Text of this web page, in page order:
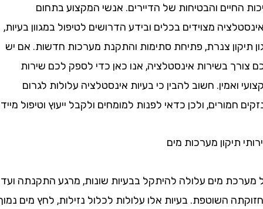
והבטיחות של הדיירים. אנשי המקצוע בתחום
מצוידים בכלים ובידע הדרושים לטיפול במגוון בעיות,
צנרת, פתיחת סתימות והתקנת מערכות חדשות. אם יש
בשירות אינסטלציה, אנו כאן כדי לספק לכם שירות
ואמין. חשוב להבין כי בעיות אינסטלציה עלולות לגרום
ולכן כדאי לפנות למומחים ולקבל ייעוץ וטיפול מיידי.
תיקון מערכות מים
מים עלולה להיתקל בבעיות שונות, מרגע התקנתה ועד
השוטפת. בעיות אלו עלולות לכלול נזילות, לחץ מים נמוך,